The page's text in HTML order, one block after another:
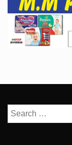
Search
for: